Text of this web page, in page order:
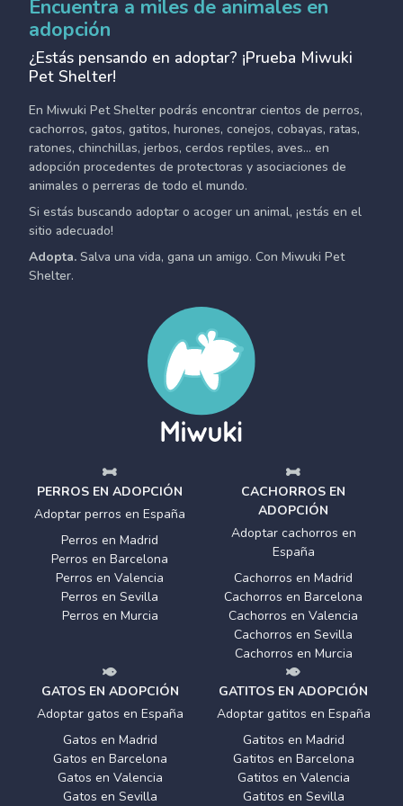
Encuentra a miles de animales en
adopción
¿Estás pensando en adoptar? ¡Prueba Miwuki
Pet Shelter!
En Miwuki Pet Shelter podrás encontrar cientos de perros,
cachorros, gatos, gatitos, hurones, conejos, cobayas, ratas,
ratones, chinchillas, jerbos, cerdos reptiles, aves... en
adopción procedentes de protectoras y asociaciones de
animales o perreras de todo el mundo.
Si estás buscando adoptar o acoger un animal, ¡estás en el
sitio adecuado!
Adopta. Salva una vida, gana un amigo. Con Miwuki Pet
Shelter.
PERROS EN ADOPCIÓN
Adoptar perros en España
Perros en Madrid
Perros en Barcelona
Perros en Valencia
Perros en Sevilla
Perros en Murcia
CACHORROS EN
ADOPCIÓN
Adoptar cachorros en
España
Cachorros en Madrid
Cachorros en Barcelona
Cachorros en Valencia
Cachorros en Sevilla
Cachorros en Murcia
GATOS EN ADOPCIÓN
Adoptar gatos en España
Gatos en Madrid
Gatos en Barcelona
Gatos en Valencia
Gatos en Sevilla
GATITOS EN ADOPCIÓN
Adoptar gatitos en España
Gatitos en Madrid
Gatitos en Barcelona
Gatitos en Valencia
Gatitos en Sevilla